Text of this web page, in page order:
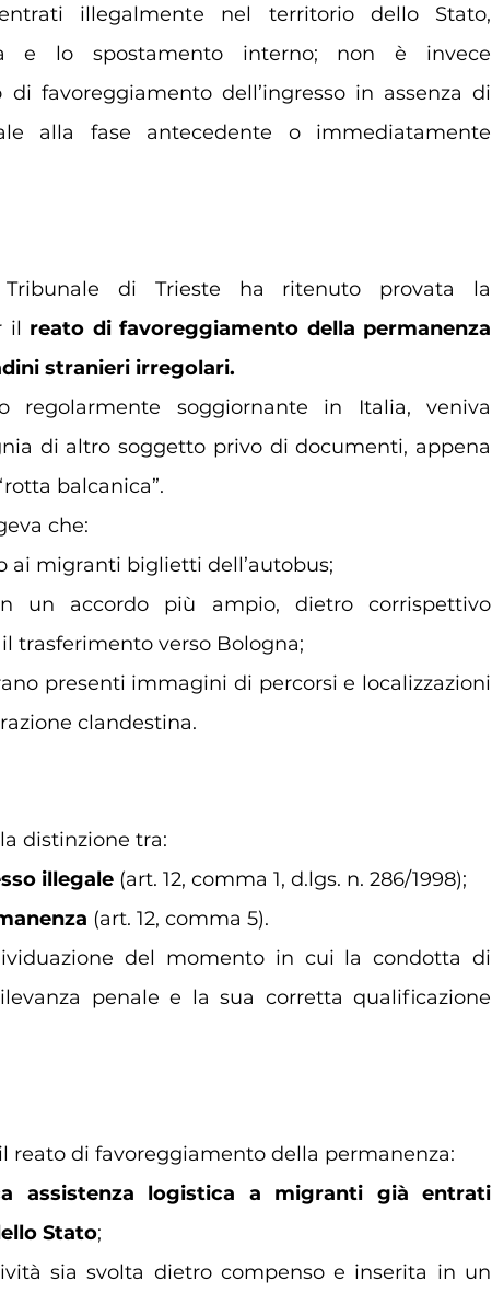
illegalmente nel territorio dello Stato,
e lo spostamento interno; non è invece
favoreggiamento dell’ingresso in assenza di
alla fase antecedente o immediatamente
di Trieste ha ritenuto provata la
il reato di favoreggiamento della permanenza
stranieri irregolari.
regolarmente soggiornante in Italia, veniva
di altro soggetto privo di documenti, appena
balcanica”.
che:
ai migranti biglietti dell’autobus;
un accordo più ampio, dietro corrispettivo
trasferimento verso Bologna;
presenti immagini di percorsi e localizzazioni
clandestina.
distinzione tra:
illegale (art. 12, comma 1, d.lgs. n. 286/1998);
(art. 12, comma 5).
del momento in cui la condotta di
penale e la sua corretta qualificazione
reato di favoreggiamento della permanenza:
assistenza logistica a migranti già entrati
Stato;
sia svolta dietro compenso e inserita in un